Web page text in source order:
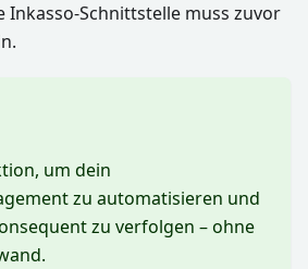
Inkasso-Schnittstelle muss zuvor
um dein
zu automatisieren und
zu verfolgen – ohne